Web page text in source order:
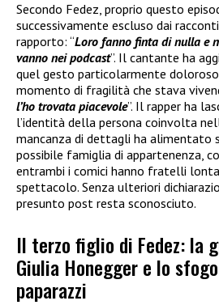
Secondo Fedez, proprio questo
successivamente escluso dai
rapporto: “Loro fanno finta di nulla e
vanno nei podcast”. Il cantante ha
quel gesto particolarmente
momento di fragilità che stava
l’ho trovata piacevole”. Il rapper ha
l’identità della persona coinvolta
mancanza di dettagli ha
possibile famiglia di appartenenza,
entrambi i comici hanno fratelli
spettacolo. Senza ulteriori
presunto post resta sconosciuto.
Il terzo figlio di Fedez: la
Giulia Honegger e lo
paparazzi